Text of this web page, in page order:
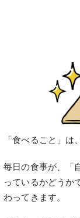
「食べること」は
毎日の食事が、「
っているかどうか
わってきます。